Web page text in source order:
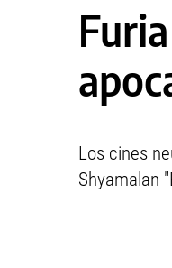
Los cines
Shyamalan